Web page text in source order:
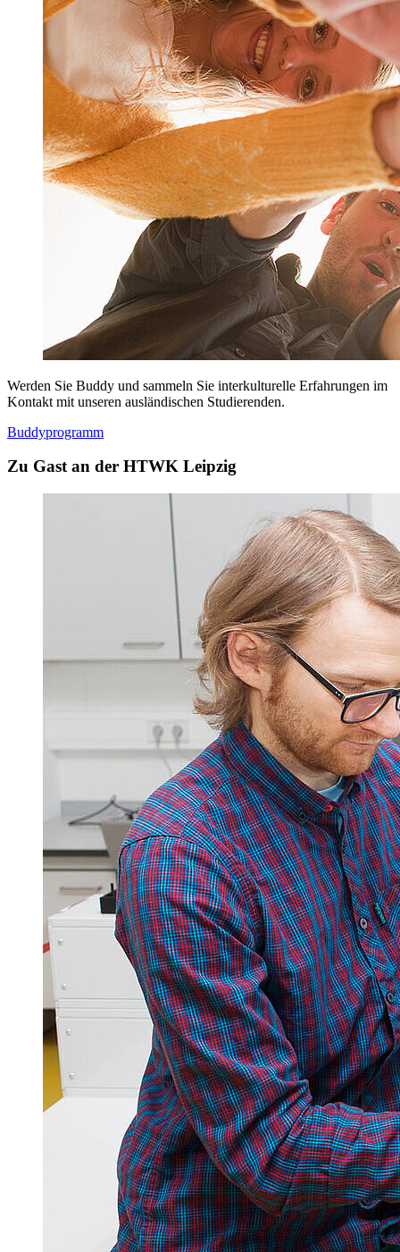
Werden Sie Buddy und sammeln Sie interkulturelle Erfahrungen im
Kontakt mit unseren ausländischen Studierenden.
Buddyprogramm
Zu Gast an der HTWK Leipzig